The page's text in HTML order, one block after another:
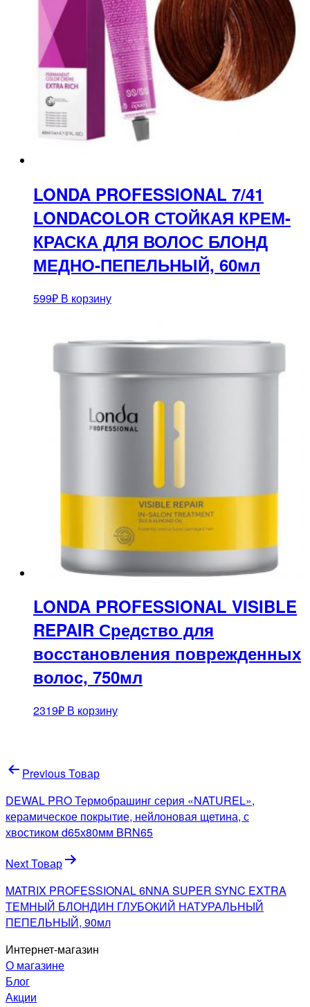
LONDA PROFESSIONAL 7/41
LONDACOLOR СТОЙКАЯ КРЕМ-
КРАСКА ДЛЯ ВОЛОС БЛОНД
МЕДНО-ПЕПЕЛЬНЫЙ, 60мл
599₽ В корзину
LONDA PROFESSIONAL VISIBLE
REPAIR Средство для
восстановления поврежденных
волос, 750мл
2319₽ В корзину
Навигация
по
записям
Previous Товар
DEWAL PRO Термобрашинг серия «NATUREL»,
керамическое покрытие, нейлоновая щетина, с
хвостиком d65х80мм BRN65
Next Товар
MATRIX PROFESSIONAL 6NNA SUPER SYNC EXTRA
ТЕМНЫЙ БЛОНДИН ГЛУБОКИЙ НАТУРАЛЬНЫЙ
ПЕПЕЛЬНЫЙ, 90мл
Интернет-магазин
О магазине
Блог
Акции